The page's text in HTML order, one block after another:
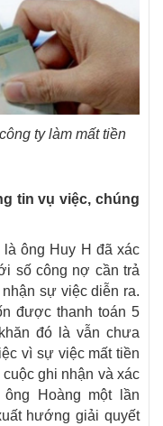
ty làm mất tiền
tin vụ việc, chúng
ông Huy H đã xác
số công nợ cần trả
sự việc diễn ra.
được thanh toán 5
đó là vẫn chưa
vì sự việc mất tiền
ghi nhận và xác
Hoàng một lần
hướng giải quyết